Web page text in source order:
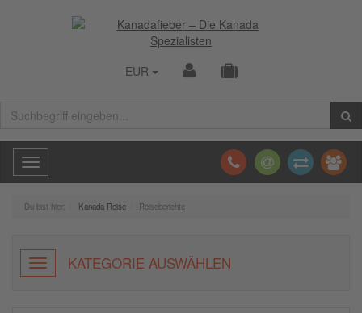
EUR
Toggle
navigation
Du bist hier: Kanada Reise Reiseberichte
KATEGORIE AUSWÄHLEN